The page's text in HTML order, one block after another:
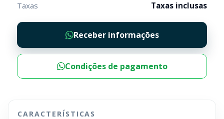
Taxas Taxas inclusas
Receber informações
Condições de pagamento
CARACTERÍSTICAS